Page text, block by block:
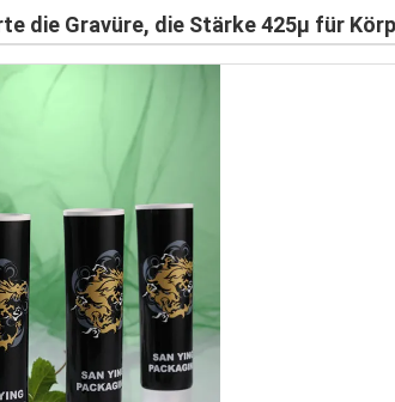
die Gravüre, die Stärke 425μ für